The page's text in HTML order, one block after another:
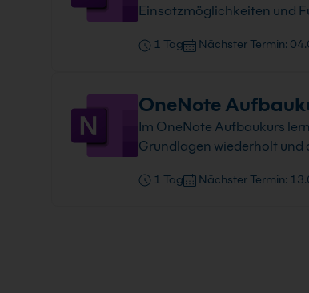
Einsatzmöglichkeiten und
1 Tag Nächster Termin:
OneNote
Im OneNote Aufbaukurs
Grundlagen wiederholt und
1 Tag Nächster Termin: